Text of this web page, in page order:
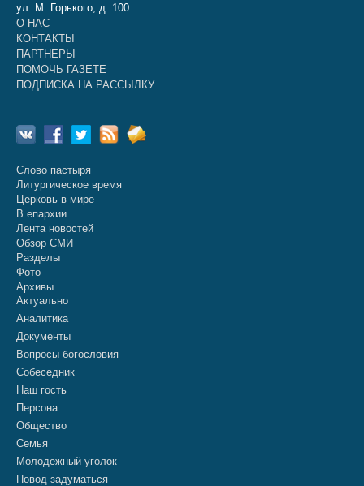
ул. М. Горького, д. 100
О НАС
КОНТАКТЫ
ПАРТНЕРЫ
ПОМОЧЬ ГАЗЕТЕ
ПОДПИСКА НА РАССЫЛКУ
Слово пастыря
Литургическое время
Церковь в мире
В епархии
Лента новостей
Обзор СМИ
Разделы
Фото
Архивы
Актуально
Аналитика
Документы
Вопросы богословия
Собеседник
Наш гость
Персона
Общество
Семья
Молодежный уголок
Повод задуматься